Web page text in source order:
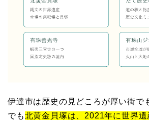
伊達市は歴史の見どころが厚い街で
でも北黄金貝塚は、2021年に世界遺